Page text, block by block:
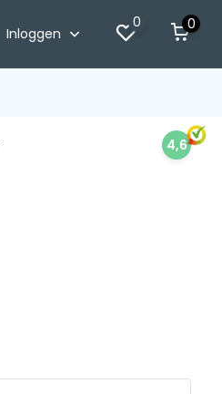
Inloggen
0 0
4,6